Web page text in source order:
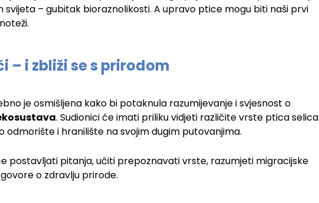
svijeta – gubitak bioraznolikosti. A upravo ptice mogu biti naši prvi
– i zbliži se s prirodom
je osmišljena kako bi potaknula razumijevanje i svjesnost o
. Sudionici će imati priliku vidjeti različite vrste ptica selica
odmorište i hranilište na svojim dugim putovanjima.
postavljati pitanja, učiti prepoznavati vrste, razumjeti migracijske
o zdravlju prirode.